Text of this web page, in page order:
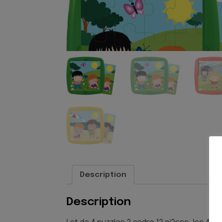
Description
Description